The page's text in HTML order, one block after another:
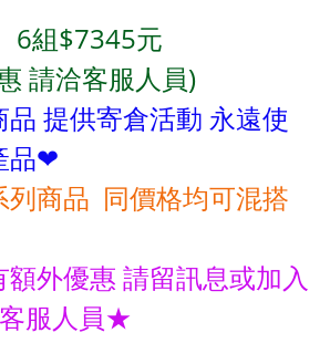
6組$7345元
請洽客服人員)
提供寄倉活動 永遠使
品❤
列商品 同價格均可混搭
外優惠 請留訊息或加入
服人員★